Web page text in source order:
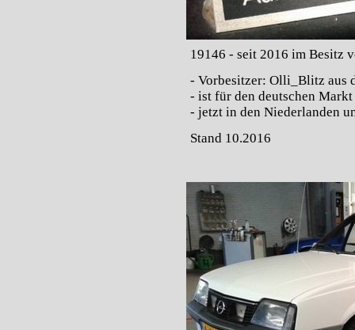
19146 - seit 2016 im Besitz
- Vorbesitzer: Olli_Blitz aus
- ist für den deutschen
- jetzt in den Niederlanden
Stand 10.2016